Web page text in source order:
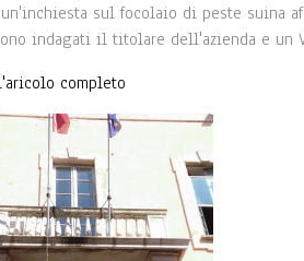
sul focolaio di peste suina
indagati il titolare dell'azienda e un
completo